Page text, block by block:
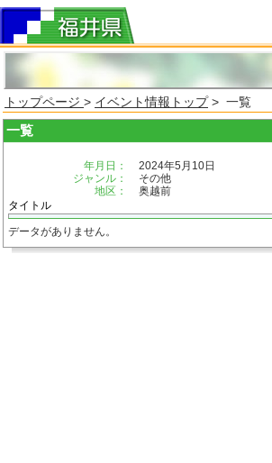
トップページ > イベント情報トップ> 一覧
一覧
年月日：
2024年5月10日
ジャンル：
その他
地区：
奥越前
タイトル
データがありません。